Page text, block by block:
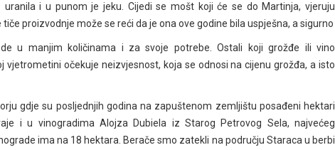
i u punom je jeku. Cijedi se mošt koji će se do Martinja, vjeruju
proizvodnje može se reći da je ona ove godine bila uspješna, a sigurno
u manjim količinama i za svoje potrebe. Ostali koji grožđe ili vino
očekuje neizvjesnost, koja se odnosi na cijenu grožđa, a isto
gdje su posljednjih godina na zapuštenom zemljištu posađeni hektari
i u vinogradima Alojza Dubiela iz Starog Petrovog Sela, najvećeg
ima na 18 hektara. Berače smo zatekli na području Staraca u berbi